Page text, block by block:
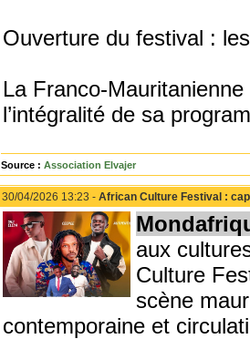
Ouverture du festival :
La Franco-
l’intégralité de sa
Source : Association Elvajer
30/04/2026 13:23 - African Culture Festival :
aux
Culture
scène
contemporaine et